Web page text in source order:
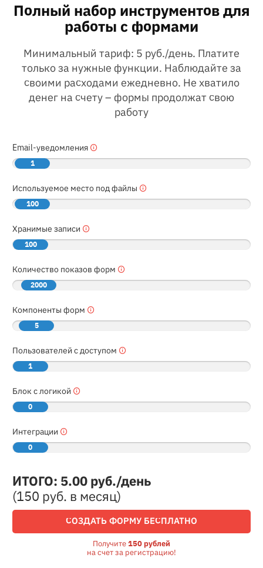
Полный набор инструментов для
работы с формами
Минимальный тариф: 5 руб./день. Платите
только за нужные функции. Наблюдайте за
своими расходами ежедневно. Не хватило
денег на счету – формы продолжат свою
работу
Email-уведомления
1
Используемое место под файлы
100
Хранимые записи
100
Количество показов форм
2000
Компоненты форм
5
Пользователей с доступом
1
Блок с логикой
0
Интеграции
0
ИТОГО: 5.00руб./день
(150 руб. в месяц)
СОЗДАТЬ ФОРМУ БЕСПЛАТНО
Получите150 рублей
на счет за регистрацию!